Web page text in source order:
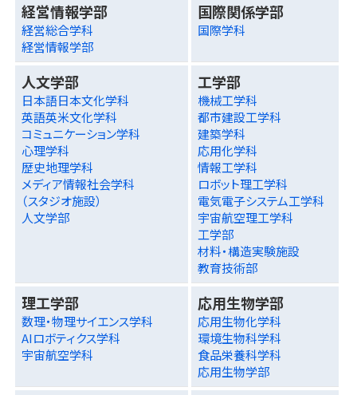
経営情報学部
経営総合学科
経営情報学部
国際関係学部
国際学科
人文学部
日本語日本文化学科
英語英米文化学科
コミュニケーション学科
心理学科
歴史地理学科
メディア情報社会学科
（スタジオ施設）
人文学部
工学部
機械工学科
都市建設工学科
建築学科
応用化学科
情報工学科
ロボット理工学科
電気電子システム工学科
宇宙航空理工学科
工学部
材料・構造実験施設
教育技術部
理工学部
数理・物理サイエンス学科
AIロボティクス学科
宇宙航空学科
応用生物学部
応用生物化学科
環境生物科学科
食品栄養科学科
応用生物学部